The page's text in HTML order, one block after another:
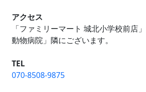
アクセス
「ファミリーマート 城北小学校前店
動物病院」隣にございます。
TEL
070-8508-9875